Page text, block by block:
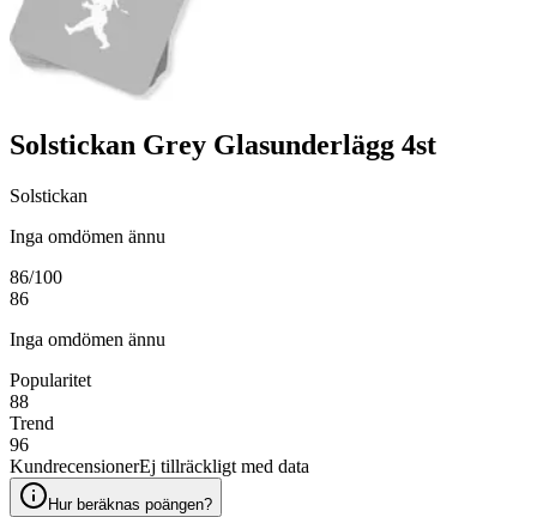
Solstickan Grey Glasunderlägg 4st
Solstickan
Inga omdömen ännu
86/100
86
Inga omdömen ännu
Popularitet
88
Trend
96
KundrecensionerEj tillräckligt med data
Hur beräknas poängen?